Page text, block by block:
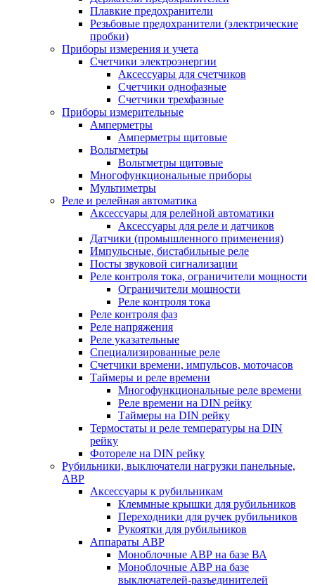
Плавкие предохранители
Резьбовые предохранители (электрические
пробки)
Приборы измерения и учета
Счетчики электроэнергии
Аксессуары для счетчиков
Счетчики однофазные
Счетчики трехфазные
Приборы измерительные
Амперметры
Амперметры щитовые
Вольтметры
Вольтметры щитовые
Многофункциональные приборы
Мультиметры
Реле и релейная автоматика
Аксессуары для релейной автоматики
Аксессуары для реле и датчиков
Датчики (промышленного применения)
Импульсные, бистабильные реле
Посты звуковой сигнализации
Реле контроля тока, ограничители мощности
Ограничители мощности
Реле контроля тока
Реле контроля фаз
Реле напряжения
Реле указательные
Специализированные реле
Счетчики времени, импульсов, моточасов
Таймеры и реле времени
Многофункциональные реле времени
Реле времени на DIN рейку
Таймеры на DIN рейку
Термостаты и реле температуры на DIN
рейку
Фотореле на DIN рейку
Рубильники, выключатели нагрузки панельные,
АВР
Аксессуары к рубильникам
Клеммные крышки для рубильников
Переходники для ручек рубильников
Рукоятки для рубильников
Аппараты АВР
Моноблочные АВР на базе ВА
Моноблочные АВР на базе
выключателей-разъединителей